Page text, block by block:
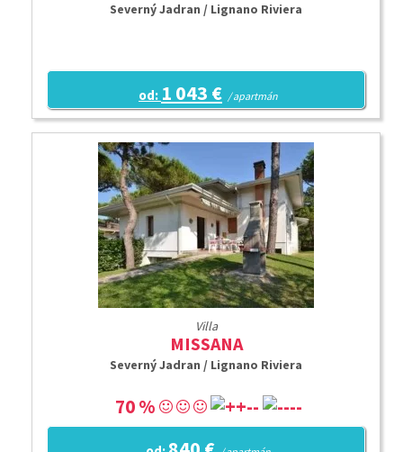
Severný Jadran / Lignano Riviera
od: 1 043 € / apartmán
Villa
MISSANA
Severný Jadran / Lignano Riviera
70 %